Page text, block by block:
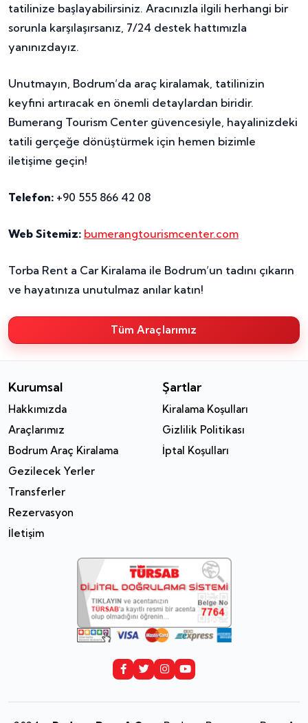
tatilinize başlayabilirsiniz. Aracınızla ilgili herhangi bir
sorunla karşılaşırsanız, 7/24 destek hattımızla
yanınızdayız.
Unutmayın, Bodrum’da araç kiralamak, tatilinizin
keyfini artıracak en önemli detaylardan biridir.
Bumerang Tourism Center güvencesiyle, hayalinizdeki
tatili gerçeğe dönüştürmek için hemen bizimle
iletişime geçin!
Telefon: +90 555 866 42 08
Web Sitemiz: bumerangtourismcenter.com
Torba Rent a Car Kiralama ile Bodrum’un tadını çıkarın
ve hayatınıza unutulmaz anılar katın!
Tüm Araçlarımız
Kurumsal
Hakkımızda
Araçlarımız
Bodrum Araç Kiralama
Gezilecek Yerler
Transferler
Rezervasyon
İletişim
Şartlar
Kiralama Koşulları
Gizlilik Politikası
İptal Koşulları